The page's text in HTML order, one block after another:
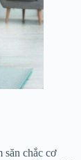
chắc cơ